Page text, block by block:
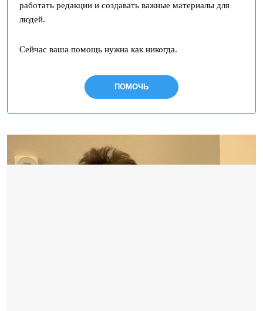
работать редакции и создавать важные материалы для
людей.
Сейчас ваша помощь нужна как никогда.
ПОМОЧЬ